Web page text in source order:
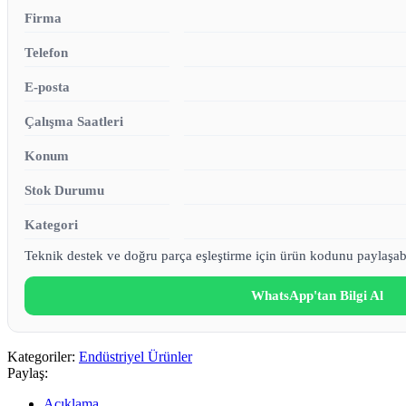
Firma
Telefon
E-posta
Çalışma Saatleri
Konum
Stok Durumu
Kategori
Teknik destek ve doğru parça eşleştirme için ürün kodunu
WhatsApp'tan Bilgi Al
Kategoriler: Endüstriyel Ürünler
Paylaş: